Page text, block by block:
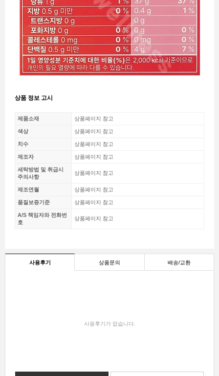
상품 정보 고시
제품소재 상품페이지 참고
색상 상품페이지 참고
치수 상품페이지 참고
제조자 상품페이지 참고
세탁방법 및 취급시
주의사항
상품페이지 참고
제조연월 상품페이지 참고
품질보증기준 상품페이지 참고
A/S 책임자와 전화번
호
상품페이지 참고
사용후기 상품문의 배송/교환
사용후기가 없습니다.